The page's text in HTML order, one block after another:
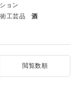
ョン
工芸品
酒
閲覧数順